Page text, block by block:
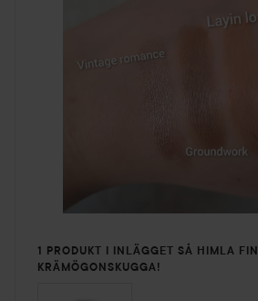
1 PRODUKT I INLÄGGET SÅ HIMLA FIN
KRÄMÖGONSKUGGA!